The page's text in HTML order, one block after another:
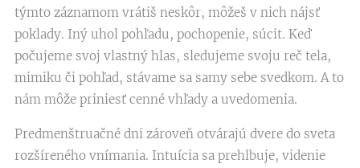
týmto záznamom vrátiš neskôr, môžeš v nich nájsť
poklady. Iný uhol pohľadu, pochopenie, súcit. Keď
počujeme svoj vlastný hlas, sledujeme svoju reč tela,
mimiku či pohľad, stávame sa samy sebe svedkom. A to
nám môže priniesť cenné vhľady a uvedomenia.
Predmenštruačné dni zároveň otvárajú dvere do sveta
rozšíreného vnímania. Intuícia sa prehlbuje, videnie